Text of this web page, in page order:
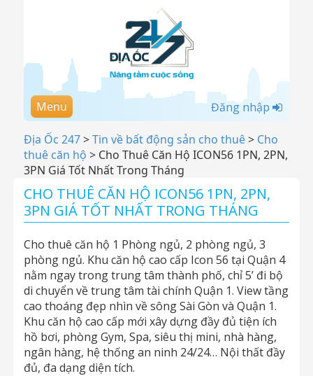
Menu Đăng nhập
Địa Ốc 247>Tin về bất động sản cho thuê> Cho
thuê căn hộ > Cho Thuê Căn Hộ ICON56 1PN, 2PN,
3PN Giá Tốt Nhất Trong Tháng
CHO THUÊ CĂN HỘ ICON56 1PN, 2PN,
3PN GIÁ TỐT NHẤT TRONG THÁNG
Cho thuê căn hộ 1 Phòng ngủ, 2 phòng ngủ, 3
phòng ngủ. Khu căn hộ cao cấp Icon 56 tại Quận 4
nằm ngay trong trung tâm thành phố, chỉ 5’ đi bộ
di chuyển về trung tâm tài chính Quận 1. View tầng
cao thoáng đẹp nhìn về sông Sài Gòn và Quận 1.
Khu căn hộ cao cấp mới xây dựng đầy đủ tiện ích
hồ bơi, phòng Gym, Spa, siêu thị mini, nhà hàng,
ngân hàng, hệ thống an ninh 24/24… Nội thất đầy
đủ, đa dạng diện tích.